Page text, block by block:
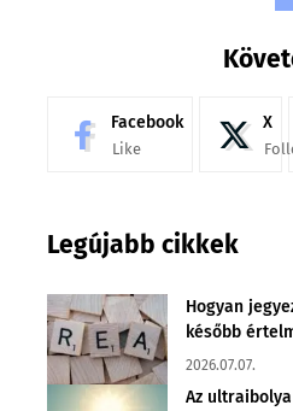
Facebook
Like
X
Legújabb cikkek
Hogyan
később
2026.07.07.
Az